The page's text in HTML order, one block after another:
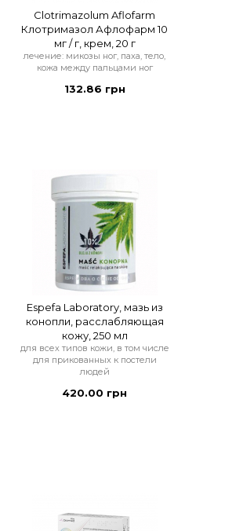
Clotrimazolum Aflofarm
Клотримазол Афлофарм 10
мг / г, крем, 20 г
лечение: микозы ног, паха, тело,
кожа между пальцами ног
132.86 грн
Espefa Laboratory, мазь из
конопли, расслабляющая
кожу, 250 мл
для всех типов кожи, в том числе
для прикованных к постели
людей
420.00 грн